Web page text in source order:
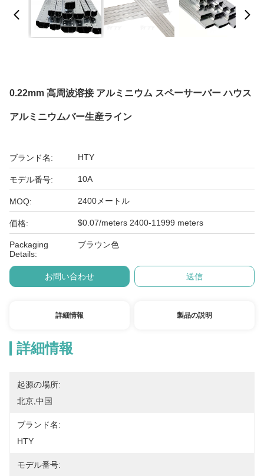
0.22mm 高周波溶接 アルミニウム スペーサーバー ハウス
アルミニウムバー生産ライン
ブランド名: HTY
モデル番号: 10A
MOQ: 2400メートル
価格: $0.07/meters 2400-11999 meters
Packaging
Details:
ブラウン色
お問い合わせ 送信
詳細情報 製品の説明
詳細情報
起源の場所:
北京,中国
ブランド名:
HTY
モデル番号: